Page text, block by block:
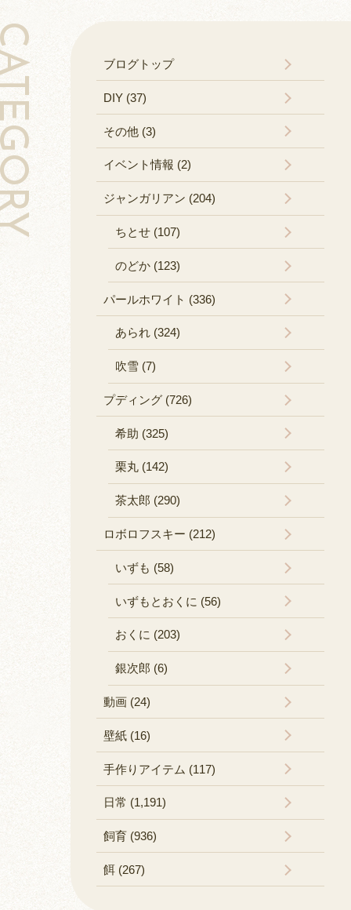
ブログトップ
DIY (37)
その他 (3)
イベント情報 (2)
ジャンガリアン (204)
ちとせ (107)
のどか (123)
パールホワイト (336)
あられ (324)
吹雪 (7)
プディング (726)
希助 (325)
栗丸 (142)
茶太郎 (290)
ロボロフスキー (212)
いずも (58)
いずもとおくに (56)
おくに (203)
銀次郎 (6)
動画 (24)
壁紙 (16)
手作りアイテム (117)
日常 (1,191)
飼育 (936)
餌 (267)